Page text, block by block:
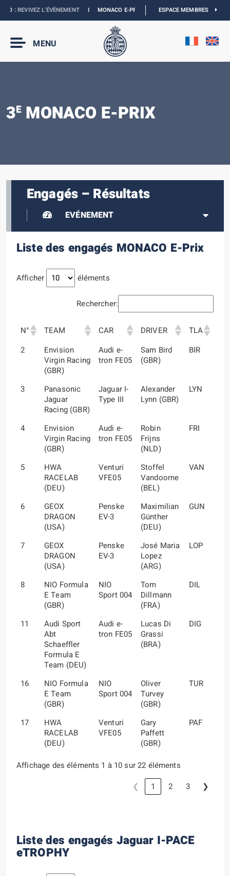
REVIVEZ L’ÉVÈNEMENTI MONACO E-PRIX 2027 : NOUVELLES DATESI
ESPACE MEMBRES
MENU
3E MONACO E-PRIX
Engagés – Résultats
EVÉNEMENT
Liste des engagés MONACO E-Prix
Afficher éléments
Rechercher:
N° TEAM CAR DRIVER
TLA
2
Envision
Virgin Racing
(GBR)
Audi e-
tron FE05
Sam Bird
(GBR)
BIR
3
Panasonic
Jaguar
Racing (GBR)
Jaguar I-
Type III
Alexander
Lynn (GBR)
LYN
4
Envision
Virgin Racing
(GBR)
Audi e-
tron FE05
Robin
Frijns
(NLD)
FRI
5
HWA
RACELAB
(DEU)
Venturi
VFE05
Stoffel
Vandoorne
(BEL)
VAN
6
GEOX
DRAGON
(USA)
Penske
EV-3
Maximilian
Günther
(DEU)
GUN
7
GEOX
DRAGON
(USA)
Penske
EV-3
José Maria
Lopez
(ARG)
LOP
8
NIO Formula
E Team
(GBR)
NIO
Sport 004
Tom
Dillmann
(FRA)
DIL
11
Audi Sport
Abt
Schaeffler
Formula E
Team (DEU)
Audi e-
tron FE05
Lucas Di
Grassi
(BRA)
DIG
16
NIO Formula
E Team
(GBR)
NIO
Sport 004
Oliver
Turvey
(GBR)
TUR
17
HWA
RACELAB
(DEU)
Venturi
VFE05
Gary
Paffett
(GBR)
PAF
Affichage des éléments 1 à 10 sur 22 éléments
❮
1 2 3 ❯
Liste des engagés Jaguar I-PACE
eTROPHY